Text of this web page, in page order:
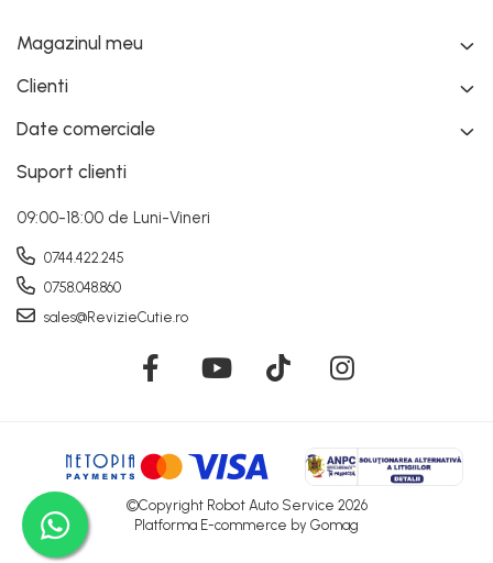
Magazinul meu
Clienti
Date comerciale
Suport clienti
09:00-18:00 de Luni-Vineri
0744.422.245
0758.048.860
sales@RevizieCutie.ro
©Copyright Robot Auto Service 2026
Platforma E-commerce by Gomag